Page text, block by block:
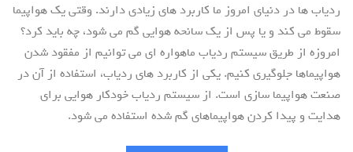
ردیاب ها در دنیای امروز ما کاربرد های زیادی دارند. وقتی یک هواپیما
سقوط می کند و یا پس از یک سانحه هوایی گم می شود، چه باید کرد؟
امروزه از طریق سیستم ردیاب ماهواره ای می توانیم از مفقود شدن
هواپیماها جلوگیری کنیم. یکی از کاربرد های ردیاب، استفاده از آن در
صنعت هواپیما سازی است. از سیستم ردیاب خودکار هوایی برای
هدایت و پیدا کردن هواپیماهای گم شده استفاده می شود.